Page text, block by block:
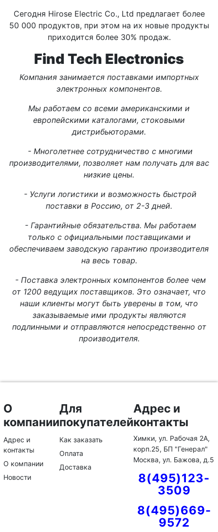
Сегодня Hirose Electric Co., Ltd предлагает более
50 000 продуктов, при этом на их новые продукты
приходится более 30% продаж.
Find Tech Electronics
Компания занимается поставками импортных
электронных компонентов.
Мы работаем со всеми американскими и
европейскими каталогами, стоковыми
дистрибьюторами.
- Многолетнее сотрудничество с многими
производителями, позволяет нам получать для вас
низкие цены.
- Услуги логистики и возможность быстрой
поставки в Россию, от 2-3 дней.
- Гарантийные обязательства. Мы работаем
только с официальными поставщиками и
обеспечиваем заводскую гарантию производителя
на весь товар.
- Поставка электронных компонентов более чем
от 1200 ведущих поставщиков. Это означает, что
наши клиенты могут быть уверены в том, что
заказываемые ими продукты являются
подлинными и отправляются непосредственно от
производителя.
О
компании
Адрес и
контакты
О компании
Новости
Для
покупателей
Как заказать
Оплата
Доставка
Адрес и
контакты
Химки, ул. Рабочая 2А,
корп.25, БП "Генерал"
Москва, ул. Бажова, д.5
8(495)123-
3509
8(495)669-
9572